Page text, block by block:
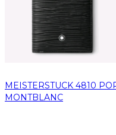
MEISTERSTUCK 4810
MONTBLANC